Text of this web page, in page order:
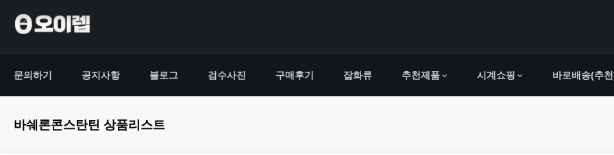
문의하기 공지사항 블로그 검수사진 구매후기 잡화류 추천제품 시계쇼핑 바로배송(추
바쉐론콘스탄틴 상품리스트